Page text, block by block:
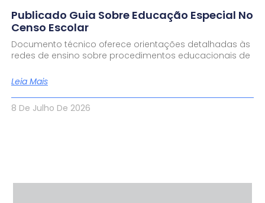
Publicado Guia Sobre Educação Especial No
Censo Escolar
Documento técnico oferece orientações detalhadas às
redes de ensino sobre procedimentos educacionais de
Leia Mais
8 De Julho De 2026